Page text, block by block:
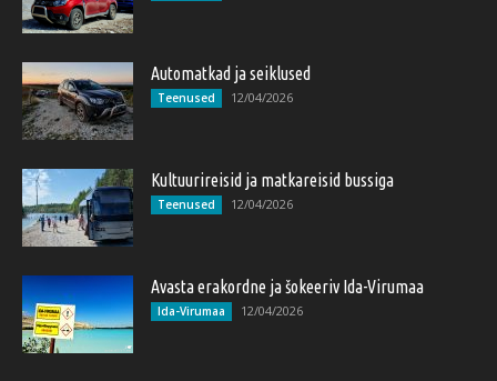
Automatkad ja seiklused
Teenused 12/04/2026
Kultuurireisid ja matkareisid bussiga
Teenused 12/04/2026
Avasta erakordne ja šokeeriv Ida-Virumaa
Ida-Virumaa 12/04/2026